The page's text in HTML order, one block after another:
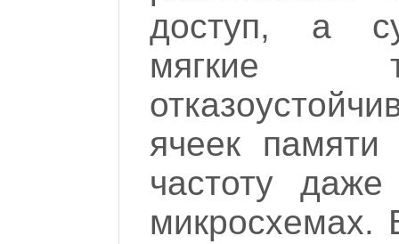
доступ, а
мягкие
ячеек памяти
частоту
микросхемах.